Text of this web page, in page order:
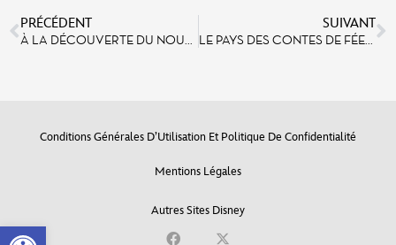
Open toolbar
PRÉCÉDENT SUIVANT
LE PAYS DES CONTES DE FÉES : DANS LES COULISSES DE LA RÉNOVATION AVEC LES IMAGINEERS DISNEY
Conditions Générales D’Utilisation Et Politique De Confidentialité
Mentions Légales
Autres Sites Disney